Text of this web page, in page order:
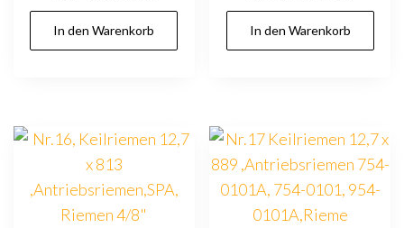
In den Warenkorb In den Warenkorb